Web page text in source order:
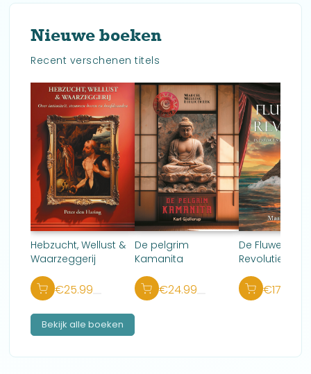
Nieuwe boeken
Recent verschenen titels
Hebzucht, Wellust &
Waarzeggerij
€25.99
De pelgrim
Kamanita
€24.99
De Fluwelen
Revolutie
€17.99
Bekijk alle boeken